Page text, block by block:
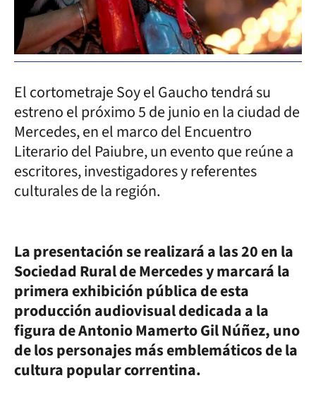
El cortometraje Soy el Gaucho tendrá su
estreno el próximo 5 de junio en la ciudad de
Mercedes, en el marco del Encuentro
Literario del Paiubre, un evento que reúne a
escritores, investigadores y referentes
culturales de la región.
La presentación se realizará a las 20 en la
Sociedad Rural de Mercedes y marcará la
primera exhibición pública de esta
producción audiovisual dedicada a la
figura de Antonio Mamerto Gil Núñez, uno
de los personajes más emblemáticos de la
cultura popular correntina.